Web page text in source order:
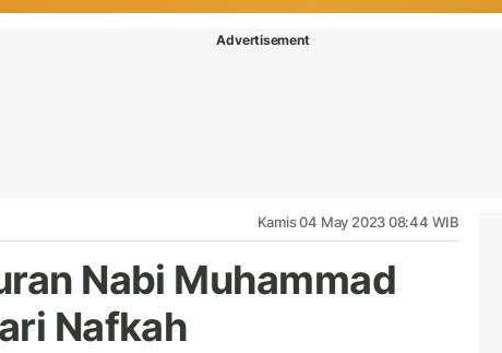
Advertisement
Kamis 04 May 2023 08:44 WIB
Nabi Muhammad
Nafkah